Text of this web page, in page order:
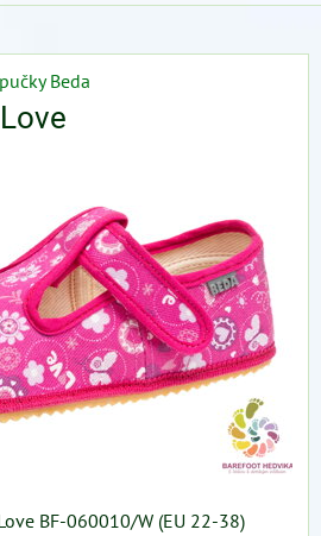
Beda
BF-060010/W (EU 22-38)